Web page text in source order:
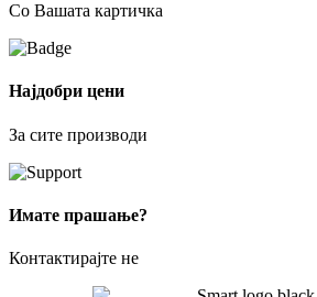
Со Вашата картичка
Најдобри цени
За сите производи
Имате прашање?
Контактирајте не